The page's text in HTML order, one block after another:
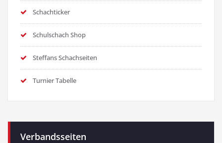
Schachticker
Schulschach Shop
Steffans Schachseiten
Turnier Tabelle
Verbandsseiten